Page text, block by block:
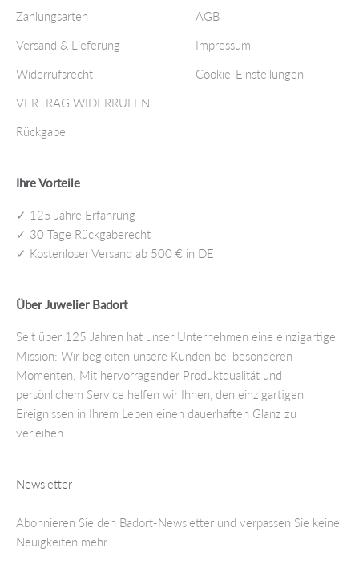
Zahlungsarten
Versand & Lieferung
Widerrufsrecht
VERTRAG WIDERRUFEN
Rückgabe
AGB
Impressum
Cookie-Einstellungen
Ihre Vorteile
✓ 125 Jahre Erfahrung
✓ 30 Tage Rückgaberecht
✓ Kostenloser Versand ab 500 € in DE
Über Juwelier Badort
Seit über 125 Jahren hat unser Unternehmen eine einzigartige
Mission: Wir begleiten unsere Kunden bei besonderen
Momenten. Mit hervorragender Produktqualität und
persönlichem Service helfen wir Ihnen, den einzigartigen
Ereignissen in Ihrem Leben einen dauerhaften Glanz zu
verleihen.
Newsletter
Abonnieren Sie den Badort-Newsletter und verpassen Sie keine
Neuigkeiten mehr.